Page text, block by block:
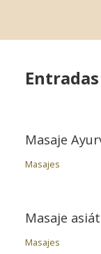
Masaje
Masajes
Masaje
Masajes